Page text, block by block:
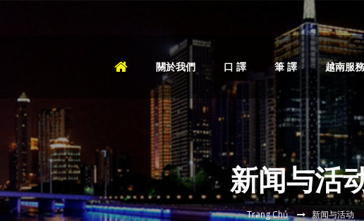
關於我們 口 譯
同声传译
陪同口译
语音翻译
筆 譯
专业笔译
越南服務
越南签证
越南快递
新闻与活
Trang Chủ 新闻与活动